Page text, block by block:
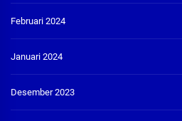
Februari 2024
Januari 2024
Desember 2023